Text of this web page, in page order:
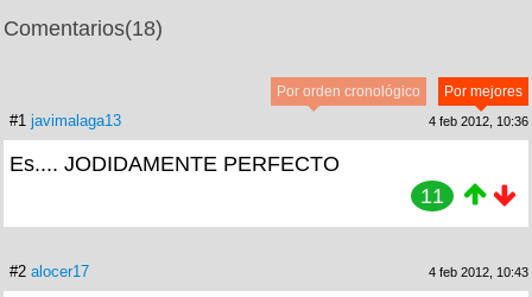
Comentarios(18)
Por mejores
Por orden cronológico
#1 javimalaga13 4 feb 2012, 10:36
Es.... JODIDAMENTE PERFECTO
11
#2 alocer17 4 feb 2012, 10:43